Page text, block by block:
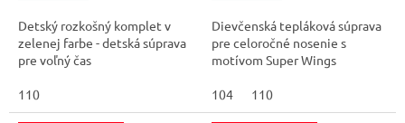
Detský rozkošný komplet v
zelenej farbe - detská súprava
pre voľný čas
110
Dievčenská tepláková súprava
pre celoročné nosenie s
motívom Super Wings
104 110